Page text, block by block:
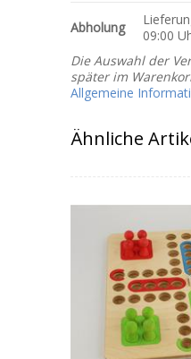
Abholung
09:00
Die Auswahl der
später im
Allgemeine
Ähnliche